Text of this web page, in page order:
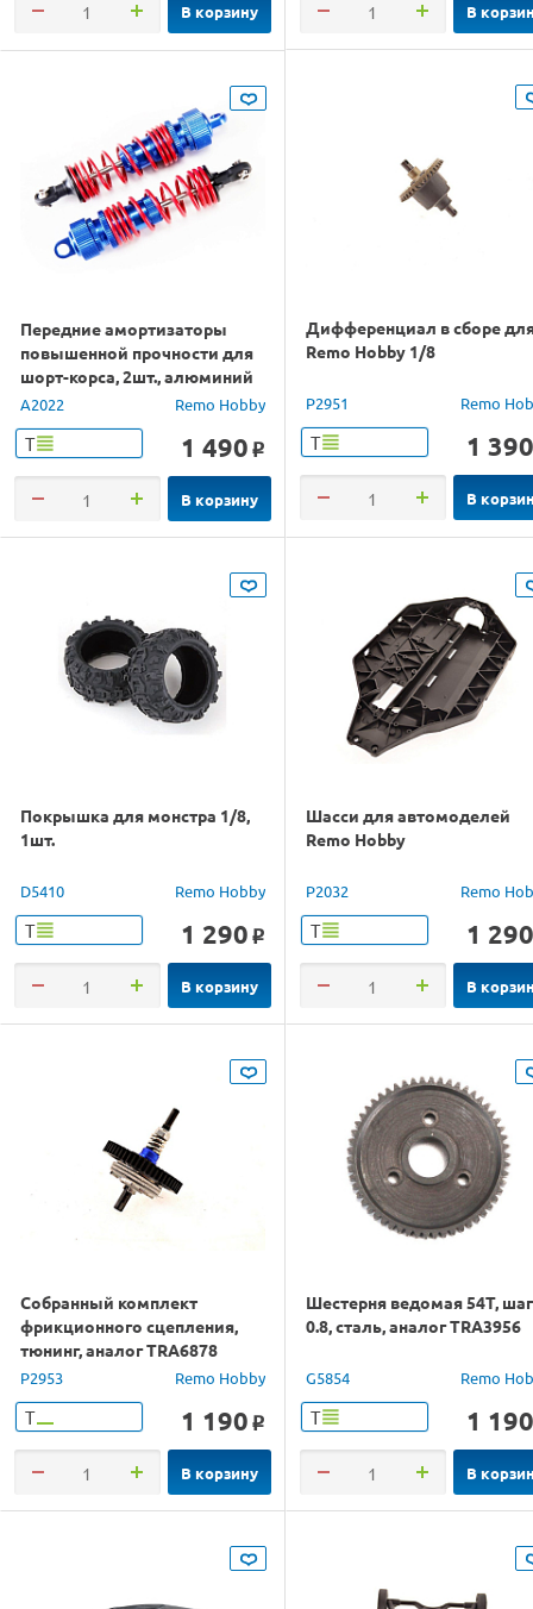
В корзину В
Передние амортизаторы
повышенной прочности для
шорт-корса, 2шт., алюминий
A2022 Remo Hobby
Т 1 490 o
В корзину
Дифференциал в сборе
Remo Hobby 1/8
P2951 Remo
Т 1 390
В
Покрышка для монстра 1/8,
1шт.
D5410 Remo Hobby
Т 1 290 o
В корзину
Шасси для автомоделей
Remo Hobby
P2032 Remo
Т 1 290
В
Собранный комплект
фрикционного сцепления,
тюнинг, аналог TRA6878
P2953 Remo Hobby
Т 1 190 o
В корзину
Шестерня ведомая 54T, шаг
0.8, сталь, аналог TRA3956
G5854 Remo
Т 1 190
В